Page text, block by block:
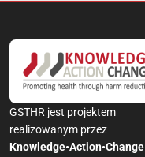
GSTHR jest projektem
realizowanym przez
Knowledge•Action•Change